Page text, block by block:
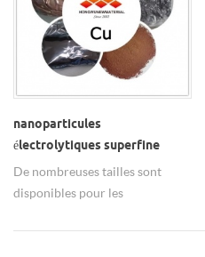
nanoparticules
électrolytiques superfine
20nm cu, nanopoudre de
cuivre dans chimique
De nombreuses tailles sont
disponibles pour les
qualité nanométrique à micro